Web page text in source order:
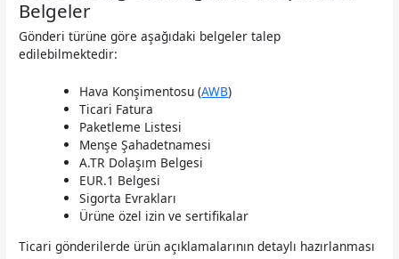
Belgeler
Gönderi türüne göre aşağıdaki belgeler talep
edilebilmektedir:
Hava Konşimentosu (AWB)
Ticari Fatura
Paketleme Listesi
Menşe Şahadetnamesi
A.TR Dolaşım Belgesi
EUR.1 Belgesi
Sigorta Evrakları
Ürüne özel izin ve sertifikalar
Ticari gönderilerde ürün açıklamalarının detaylı hazırlanması